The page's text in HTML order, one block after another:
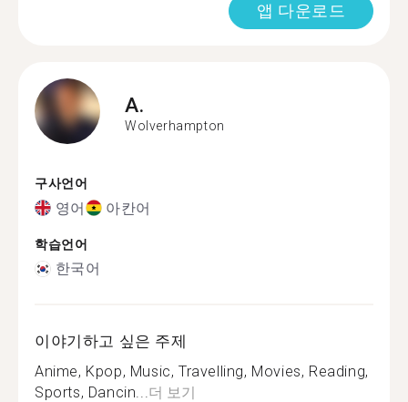
앱 다운로드
A.
Wolverhampton
구사언어
영어 아칸어
학습언어
한국어
이야기하고 싶은 주제
Anime, Kpop, Music, Travelling, Movies, Reading,
Sports, Dancin...더 보기